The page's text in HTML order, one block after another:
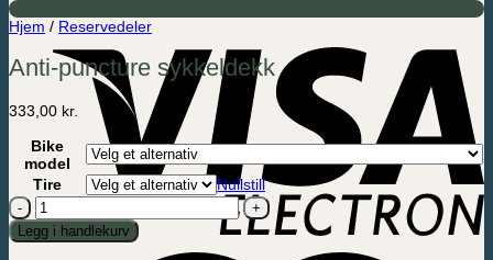
Hjem / Reservedeler
Anti-puncture sykkeldekk
333,00 kr.
Bike
model
Tire
Nullstill
Anti-
puncture
sykkeldekk
Legg i handlekurv